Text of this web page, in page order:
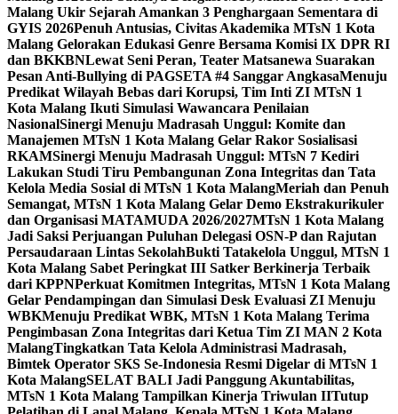
Malang Ukir Sejarah Amankan 3 Penghargaan Sementara di
GYIS 2026Penuh Antusias, Civitas Akademika MTsN 1 Kota
Malang Gelorakan Edukasi Genre Bersama Komisi IX DPR RI
dan BKKBNLewat Seni Peran, Teater Matsanewa Suarakan
Pesan Anti-Bullying di PAGSETA #4 Sanggar AngkasaMenuju
Predikat Wilayah Bebas dari Korupsi, Tim Inti ZI MTsN 1
Kota Malang Ikuti Simulasi Wawancara Penilaian
NasionalSinergi Menuju Madrasah Unggul: Komite dan
Manajemen MTsN 1 Kota Malang Gelar Rakor Sosialisasi
RKAMSinergi Menuju Madrasah Unggul: MTsN 7 Kediri
Lakukan Studi Tiru Pembangunan Zona Integritas dan Tata
Kelola Media Sosial di MTsN 1 Kota MalangMeriah dan Penuh
Semangat, MTsN 1 Kota Malang Gelar Demo Ekstrakurikuler
dan Organisasi MATAMUDA 2026/2027MTsN 1 Kota Malang
Jadi Saksi Perjuangan Puluhan Delegasi OSN-P dan Rajutan
Persaudaraan Lintas SekolahBukti Tatakelola Unggul, MTsN 1
Kota Malang Sabet Peringkat III Satker Berkinerja Terbaik
dari KPPNPerkuat Komitmen Integritas, MTsN 1 Kota Malang
Gelar Pendampingan dan Simulasi Desk Evaluasi ZI Menuju
WBKMenuju Predikat WBK, MTsN 1 Kota Malang Terima
Pengimbasan Zona Integritas dari Ketua Tim ZI MAN 2 Kota
MalangTingkatkan Tata Kelola Administrasi Madrasah,
Bimtek Operator SKS Se-Indonesia Resmi Digelar di MTsN 1
Kota MalangSELAT BALI Jadi Panggung Akuntabilitas,
MTsN 1 Kota Malang Tampilkan Kinerja Triwulan IITutup